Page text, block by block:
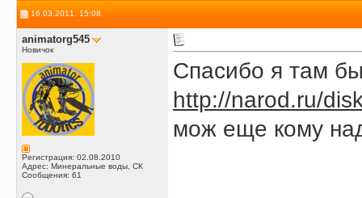
16.03.2011, 15:08
animatorg545
Новичок
Регистрация: 02.08.2010
Адрес: Минеральные воды, СК
Сообщения: 61
Спасибо я там
http://narod.ru/
мож еще кому